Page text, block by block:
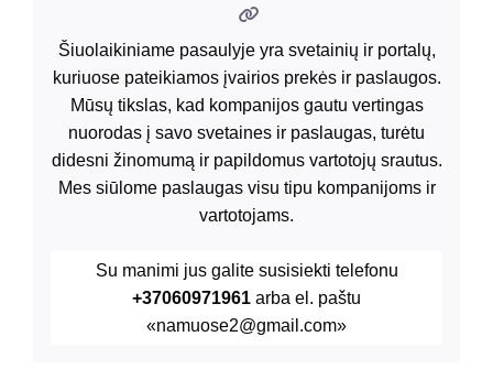
Šiuolaikiniame pasaulyje yra svetainių ir portalų,
kuriuose pateikiamos įvairios prekės ir paslaugos.
Mūsų tikslas, kad kompanijos gautu vertingas
nuorodas į savo svetaines ir paslaugas, turėtu
didesni žinomumą ir papildomus vartotojų srautus.
Mes siūlome paslaugas visu tipu kompanijoms ir
vartotojams.
Su manimi jus galite susisiekti telefonu
+37060971961 arba el. paštu
«namuose2@gmail.com»